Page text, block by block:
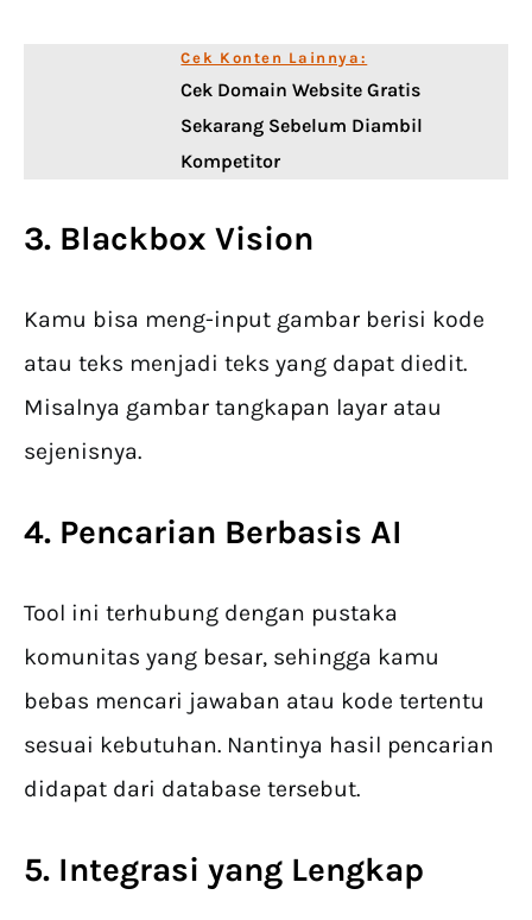
Cek Konten Lainnya:
Cek Domain Website Gratis
Sekarang Sebelum Diambil
Kompetitor
3. Blackbox Vision
Kamu bisa meng-input gambar berisi kode
atau teks menjadi teks yang dapat diedit.
Misalnya gambar tangkapan layar atau
sejenisnya.
4. Pencarian Berbasis AI
Tool ini terhubung dengan pustaka
komunitas yang besar, sehingga kamu
bebas mencari jawaban atau kode tertentu
sesuai kebutuhan. Nantinya hasil pencarian
didapat dari database tersebut.
5. Integrasi yang Lengkap